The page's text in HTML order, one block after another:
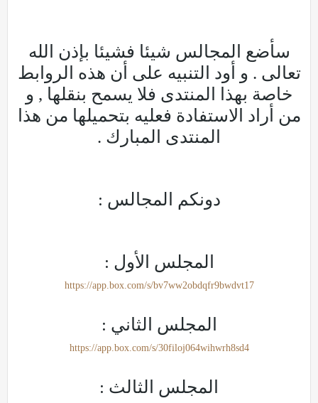
سأضع المجالس شيئا فشيئا بإذن الله
تعالى . و أود التنبيه على أن هذه الروابط
خاصة بهذا المنتدى فلا يسمح بنقلها , و
من أراد الاستفادة فعليه بتحميلها من هذا
المنتدى المبارك .
دونكم المجالس :
المجلس الأول :
https://app.box.com/s/bv7ww2obdqfr9bwdvt17
المجلس الثاني :
https://app.box.com/s/30filoj064wihwrh8sd4
المجلس الثالث :